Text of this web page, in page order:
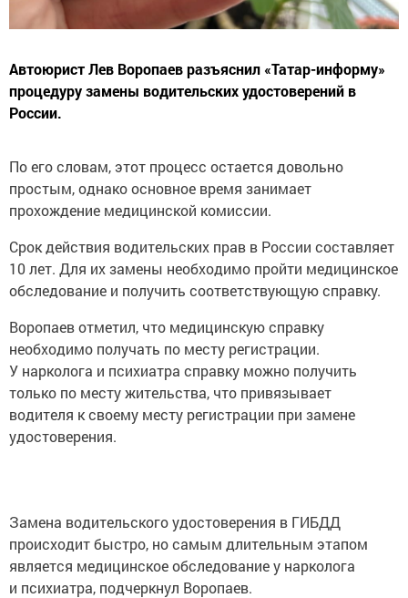
Автоюрист Лев Воропаев разъяснил «Татар-информу»
процедуру замены водительских удостоверений в
России.
По его словам, этот процесс остается довольно
простым, однако основное время занимает
прохождение медицинской комиссии.
Срок действия водительских прав в России составляет
10 лет. Для их замены необходимо пройти медицинское
обследование и получить соответствующую справку.
Воропаев отметил, что медицинскую справку
необходимо получать по месту регистрации.
У нарколога и психиатра справку можно получить
только по месту жительства, что привязывает
водителя к своему месту регистрации при замене
удостоверения.
Замена водительского удостоверения в ГИБДД
происходит быстро, но самым длительным этапом
является медицинское обследование у нарколога
и психиатра, подчеркнул Воропаев.